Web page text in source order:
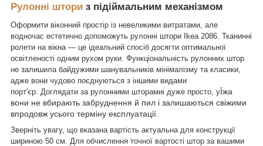
Рулонні штори з підіймальним механізмом
Оформити віконний простір із невеликими витратами, але
водночас естетично допоможуть рулонні штори Ikea 2086. Тканинні
ролети на вікна — це ідеальний спосіб досягти оптимальної
освітленості одним рухом руки. Функціональність рулонних штор
не залишила байдужими шанувальників мінімалізму та класики,
адже вони чудово поєднуються з іншими видами
порт'єр. Доглядати за рулонними шторамиі дуже просто, уЇжа
вони не вбирають забруднення й пил і залишаються свіжими
впродовж усього терміну експлуатації.
Зверніть увагу, що вказана вартість актуальна для конструкції
шириною 50 см. Для обчислення точної вартості штор за вашими